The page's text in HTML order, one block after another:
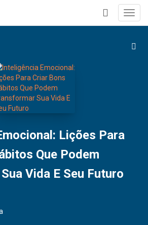
+
Lições Para
Que Podem
Vida E Seu Futuro